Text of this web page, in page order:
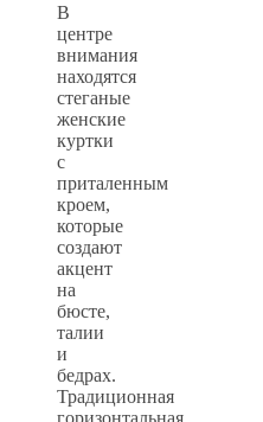
В
центре
внимания
находятся
стеганые
женские
куртки
с
приталенным
кроем,
которые
создают
акцент
на
бюсте,
талии
и
бедрах.
Традиционная
горизонтальная